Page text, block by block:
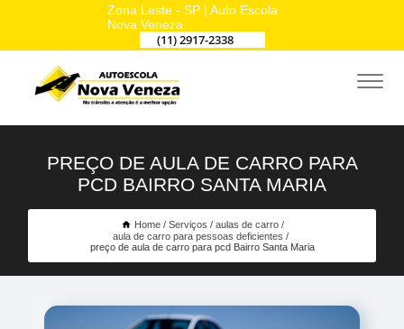
Zona Leste - SP | Auto Escola
Nova Veneza
(11) 2917-2338
PREÇO DE AULA DE CARRO PARA
PCD BAIRRO SANTA MARIA
Home Serviços
aulas de carro
aula de carro para pessoas deficientes
preço de aula de carro para pcd Bairro Santa Maria